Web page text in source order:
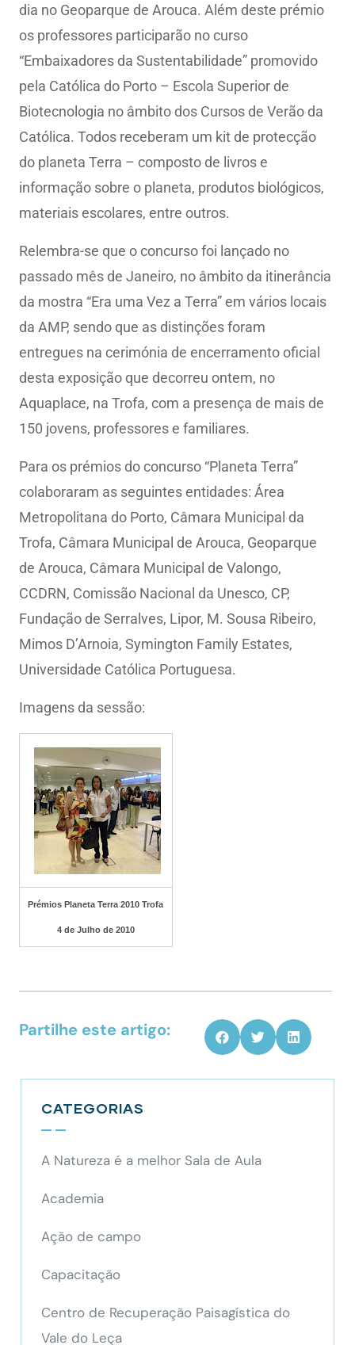
dia no Geoparque de Arouca. Além deste prémio
os professores participarão no curso
“Embaixadores da Sustentabilidade” promovido
pela Católica do Porto – Escola Superior de
Biotecnologia no âmbito dos Cursos de Verão da
Católica. Todos receberam um kit de protecção
do planeta Terra – composto de livros e
informação sobre o planeta, produtos biológicos,
materiais escolares, entre outros.
Relembra-se que o concurso foi lançado no
passado mês de Janeiro, no âmbito da itinerância
da mostra “Era uma Vez a Terra” em vários locais
da AMP, sendo que as distinções foram
entregues na cerimónia de encerramento oficial
desta exposição que decorreu ontem, no
Aquaplace, na Trofa, com a presença de mais de
150 jovens, professores e familiares.
Para os prémios do concurso “Planeta Terra”
colaboraram as seguintes entidades: Área
Metropolitana do Porto, Câmara Municipal da
Trofa, Câmara Municipal de Arouca, Geoparque
de Arouca, Câmara Municipal de Valongo,
CCDRN, Comissão Nacional da Unesco, CP,
Fundação de Serralves, Lipor, M. Sousa Ribeiro,
Mimos D’Arnoia, Symington Family Estates,
Universidade Católica Portuguesa.
Imagens da sessão:
Prémios Planeta Terra 2010 Trofa
4 de Julho de 2010
Partilhe este artigo:
CATEGORIAS
A Natureza é a melhor Sala de Aula
Academia
Ação de campo
Capacitação
Centro de Recuperação Paisagística do
Vale do Leça